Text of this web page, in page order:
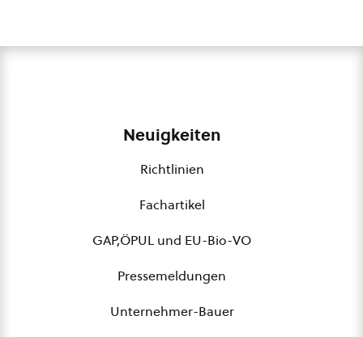
Neuigkeiten
Richtlinien
Fachartikel
GAP,ÖPUL und EU-Bio-VO
Pressemeldungen
Unternehmer-Bauer